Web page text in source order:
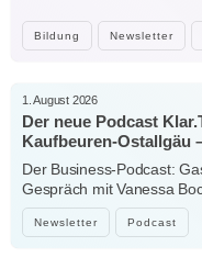
Bildung Newsletter
Newsletter Podcast
1. August 2026
Der neue Podcast
Kaufbeuren-Ostallgäu
Verbindungen
Der Business-Podcast:
Gespräch mit Vanessa